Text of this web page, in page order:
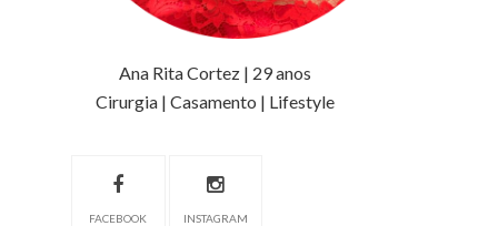
Ana Rita Cortez | 29 anos
Cirurgia | Casamento | Lifestyle
FACEBOOK INSTAGRAM